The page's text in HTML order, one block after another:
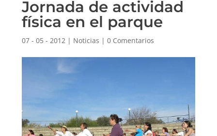
Jornada de actividad
física en el parque
07 - 05 - 2012 | Noticias | 0 Comentarios